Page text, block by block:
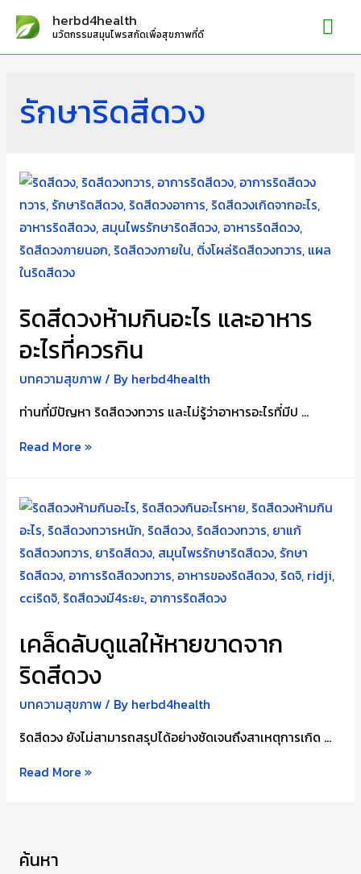
herbd4health
นวัตกรรมสมุนไพรสกัดเพื่อสุขภาพที่ดี
รักษาริดสีดวง
ริดสีดวงห้ามกินอะไร และอาหาร
อะไรที่ควรกิน
บทความสุขภาพ/ By herbd4health
ท่านที่มีปัญหา ริดสีดวงทวาร และไม่รู้ว่าอาหารอะไรที่มีป …
ริดสีดวง
อะไร
และ
อาหาร
อะไร
ที่
กิน
Read More »
เคล็ดลับดูแลให้หายขาดจาก
ริดสีดวง
บทความสุขภาพ/ By herbd4health
ริดสีดวง ยังไม่สามารถสรุปได้อย่างชัดเจนถึงสาเหตุการเกิด …
เคล็ด
หายขาด
Read More »
ค้นหา